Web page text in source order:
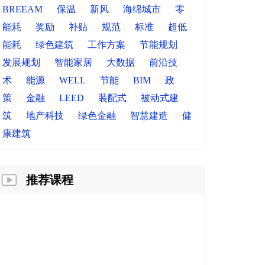
BREEAM
保温 新风 海绵城市
零
能耗
奖励 补贴 规范 标准
超低
能耗
绿色建筑 工作方案
节能规划
发展规划
智能家居 大数据
前沿技
术
能源 WELL 节能 BIM
政
策
金融 LEED 装配式
被动式建
筑
地产科技 绿色金融 智慧建造
健
康建筑
推荐课程